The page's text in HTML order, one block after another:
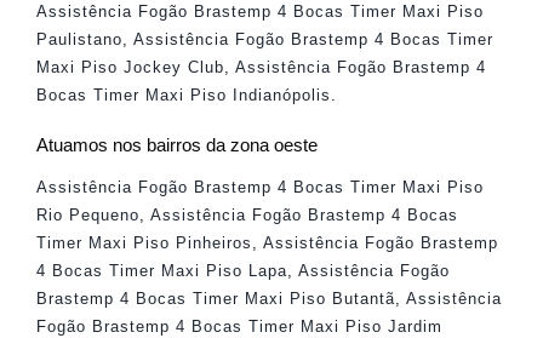
Assistência Fogão Brastemp 4 Bocas Timer Maxi Piso
Paulistano
Assistência Fogão Brastemp 4 Bocas Timer
Maxi Piso Jockey Club
Assistência Fogão Brastemp 4
Bocas Timer Maxi Piso Indianópolis
Atuamos nos bairros da zona oeste
Assistência Fogão Brastemp 4 Bocas Timer Maxi Piso
Rio Pequeno, Assistência Fogão Brastemp 4 Bocas
Timer Maxi Piso Pinheiros , Assistência Fogão Brastemp
4 Bocas Timer Maxi Piso Lapa, Assistência Fogão
Brastemp 4 Bocas Timer Maxi Piso Butantã, Assistência
Fogão Brastemp 4 Bocas Timer Maxi Piso Jardim